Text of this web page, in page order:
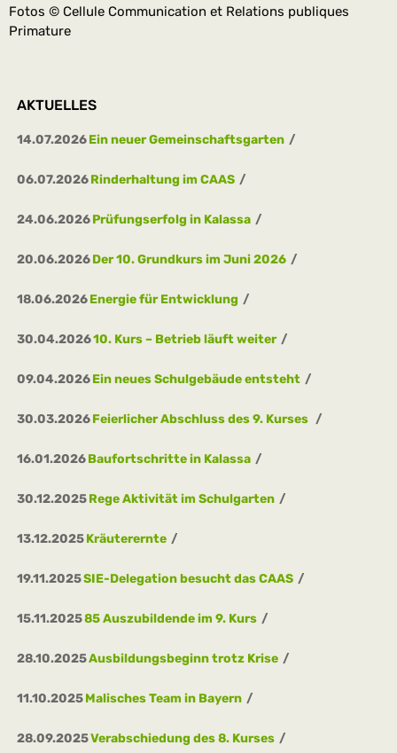
Fotos © Cellule Communication et Relations publiques
Primature
AKTUELLES
14.07.2026Ein neuer Gemeinschaftsgarten
06.07.2026Rinderhaltung im CAAS
24.06.2026Prüfungserfolg in Kalassa
20.06.2026Der 10. Grundkurs im Juni 2026
18.06.2026Energie für Entwicklung
30.04.202610. Kurs – Betrieb läuft weiter
09.04.2026Ein neues Schulgebäude entsteht
30.03.2026Feierlicher Abschluss des 9. Kurses
16.01.2026Baufortschritte in Kalassa
30.12.2025Rege Aktivität im Schulgarten
13.12.2025Kräuterernte
19.11.2025SIE-Delegation besucht das CAAS
15.11.202585 Auszubildende im 9. Kurs
28.10.2025Ausbildungsbeginn trotz Krise
11.10.2025Malisches Team in Bayern
28.09.2025Verabschiedung des 8. Kurses